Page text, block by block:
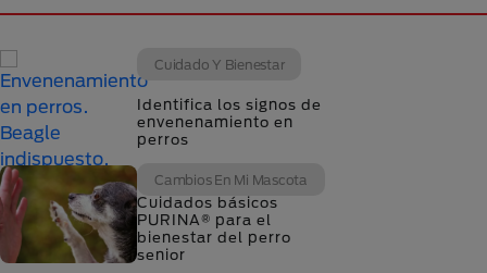
Cuidado Y Bienestar
Identifica los signos de
envenenamiento en
perros
Cambios En Mi Mascota
Cuidados básicos
PURINA® para el
bienestar del perro
senior